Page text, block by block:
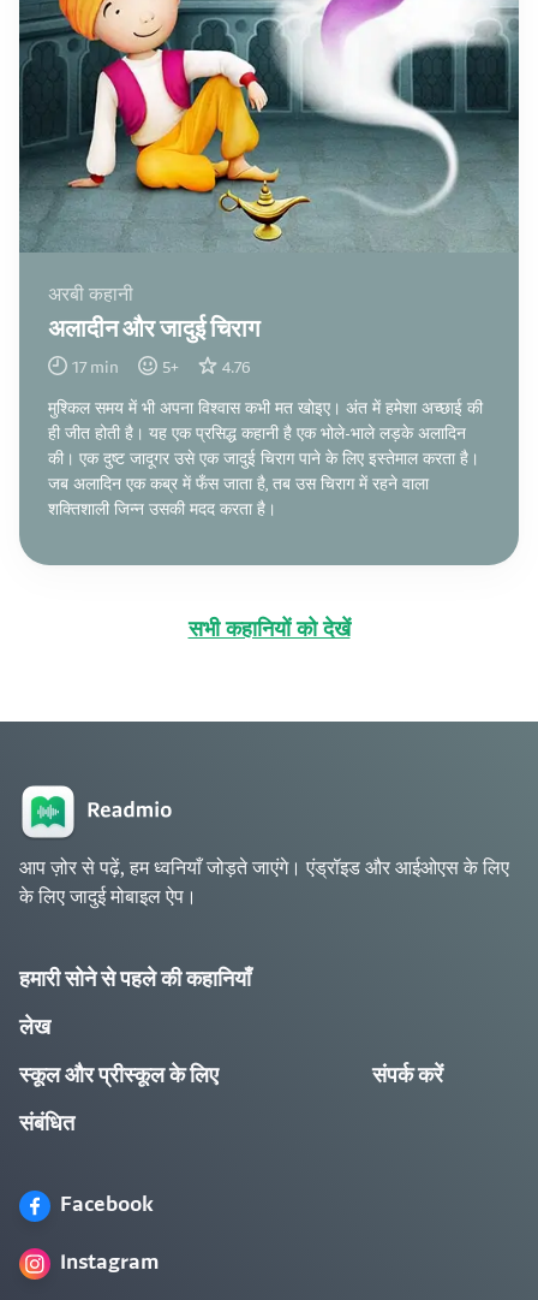
अरबी कहानी
अलादीन और जादुई चिराग
17 min 5+ 4.76
मुश्किल समय में भी अपना विश्वास कभी मत खोइए। अंत में हमेशा अच्छाई की
ही जीत होती है। यह एक प्रसिद्ध कहानी है एक भोले-भाले लड़के अलादिन
की। एक दुष्ट जादूगर उसे एक जादुई चिराग पाने के लिए इस्तेमाल करता है।
जब अलादिन एक कब्र में फँस जाता है, तब उस चिराग में रहने वाला
शक्तिशाली जिन्न उसकी मदद करता है।
सभी कहानियों को देखें
आप ज़ोर से पढ़ें, हम ध्वनियाँ जोड़ते जाएंगे। एंड्रॉइड और आईओएस के लिए
के लिए जादुई मोबाइल ऐप।
हमारी सोने से पहले की कहानियाँ
लेख
स्कूल और प्रीस्कूल के लिए
संबंधित
संपर्क करें
Facebook
Instagram